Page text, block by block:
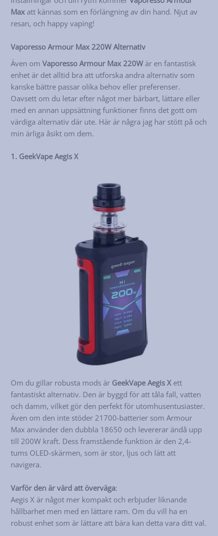
Max att kännas som en förlängning av din hand. Njut av
resan, och happy vaping!
Vaporesso Armour Max 220W Alternativ
Även omVaporesso Armour Max 220W är en fantastisk
enhet är det alltid bra att utforska andra alternativ som
kanske bättre passar olika behov eller preferenser.
Oavsett om du letar efter något mer bärbart, lättare eller
med en annan uppsättning funktioner finns det gott om
värdiga alternativ där ute. Här är några jag har stött på och
min ärliga åsikt om dem.
1. GeekVape Aegis X
Om du gillar robusta mods är GeekVape Aegis X ett
fantastiskt alternativ. Den är byggd för att tåla fall, vatten
och damm, vilket gör den perfekt för utomhusentusiaster.
Även om den inte stöder 21700-batterier som Armour
Max använder den dubbla 18650 och levererar ändå upp
till 200W kraft. Dess framstående funktion är den 2,4-
tums OLED-skärmen, som är stor, ljus och lätt att
navigera.
Varför den är värd att överväga:
Aegis X är något mer kompakt och erbjuder liknande
hållbarhet men med en lättare ram. Om du vill ha en
robust enhet som är lättare att bära kan detta vara ditt val.